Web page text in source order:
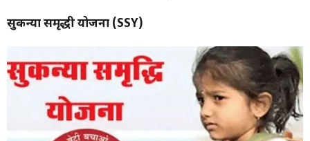
सुकन्या समृद्धी योजना (SSY)